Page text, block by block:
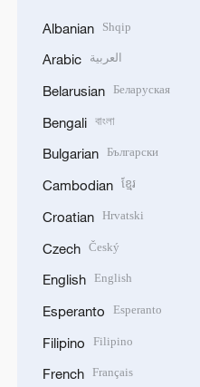
Albanian Shqip
Arabic العربية
Belarusian Беларуская
Bengali বাংলা
Bulgarian Български
Cambodian ខ្មែរ
Croatian Hrvatski
Czech Český
English English
Esperanto Esperanto
Filipino Filipino
French Français